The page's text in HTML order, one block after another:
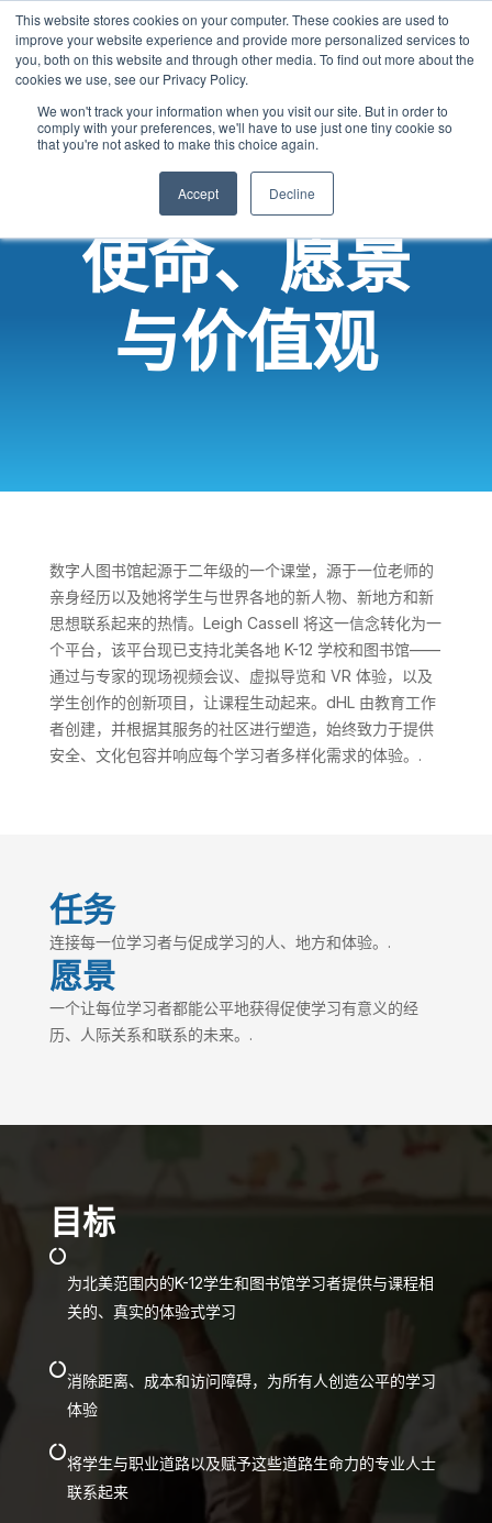
This website stores cookies on your computer. These cookies are used to
improve your website experience and provide more personalized services to
you, both on this website and through other media. To find out more about the
cookies we use, see our Privacy Policy.
We won't track your information when you visit our site. But in order to
comply with your preferences, we'll have to use just one tiny cookie so
that you're not asked to make this choice again.
Accept Decline
使命、愿景
与价值观
数字人图书馆起源于二年级的一个课堂，源于一位老师的
亲身经历以及她将学生与世界各地的新人物、新地方和新
思想联系起来的热情。Leigh Cassell 将这一信念转化为一
个平台，该平台现已支持北美各地 K-12 学校和图书馆——
通过与专家的现场视频会议、虚拟导览和 VR 体验，以及
学生创作的创新项目，让课程生动起来。dHL 由教育工作
者创建，并根据其服务的社区进行塑造，始终致力于提供
安全、文化包容并响应每个学习者多样化需求的体验。.
任务
连接每一位学习者与促成学习的人、地方和体验。.
愿景
一个让每位学习者都能公平地获得促使学习有意义的经
历、人际关系和联系的未来。.
目标

为北美范围内的K-12学生和图书馆学习者提供与课程相
关的、真实的体验式学习

消除距离、成本和访问障碍，为所有人创造公平的学习
体验

将学生与职业道路以及赋予这些道路生命力的专业人士
联系起来
Chinese
English
French
Spanish
Hindi
Tagalog
Cantonese
Italian